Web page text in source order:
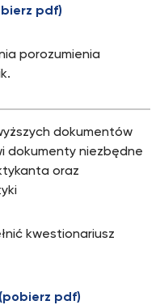
pdf)
porozumienia
dokumentów
dokumenty niezbędne
oraz
kwestionariusz
pdf)